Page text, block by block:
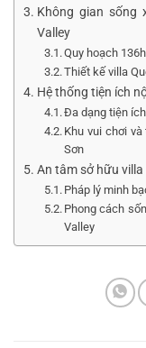
Không gian sống
Valley
Quy hoạch
Thiết kế villa
Hệ thống tiện ích
Đa dạng tiện
Khu vui chơi
Sơn
An tâm sở hữu villa
Pháp lý minh
Phong cách
Valley